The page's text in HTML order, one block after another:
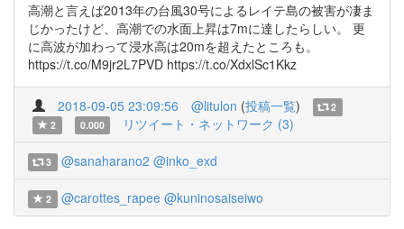
高潮と言えば2013年の台風30号によるレイテ島の被害が凄ま
じかったけど、高潮での水面上昇は7mに達したらしい。 更
に高波が加わって浸水高は20mを超えたところも。
https://t.co/M9jr2L7PVD https://t.co/XdxlSc1Kkz
2018-09-05 23:09:56 @litulon (投稿一覧)
2
2
0.000 リツイート・ネットワーク (3)
3 @sanaharano2 @inko_exd
2 @carottes_rapee @kuninosaiseiwo